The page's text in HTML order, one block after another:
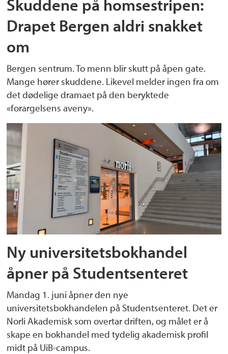
Skuddene på homsestripen:
Drapet Bergen aldri snakket
om
Bergen sentrum. To menn blir skutt på åpen gate.
Mange hører skuddene. Likevel melder ingen fra om
det dødelige dramaet på den beryktede
«forargelsens aveny».
Ny universitetsbokhandel
åpner på Studentsenteret
Mandag 1. juni åpner den nye
universitetsbokhandelen på Studentsenteret. Det er
Norli Akademisk som overtar driften, og målet er å
skape en bokhandel med tydelig akademisk profil
midt på UiB-campus.